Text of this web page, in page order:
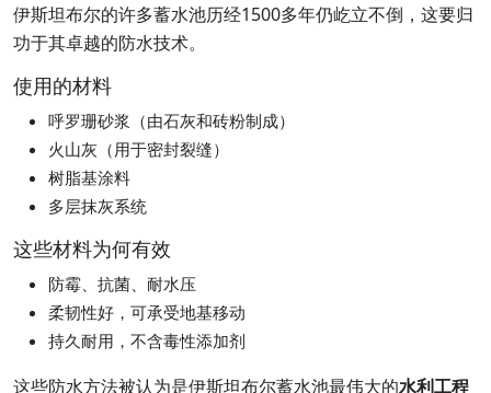
伊斯坦布尔的许多蓄水池历经1500多年仍屹立不倒，这要归
功于其卓越的防水技术。
使用的材料
呼罗珊砂浆（由石灰和砖粉制成）
火山灰（用于密封裂缝）
树脂基涂料
多层抹灰系统
这些材料为何有效
防霉、抗菌、耐水压
柔韧性好，可承受地基移动
持久耐用，不含毒性添加剂
这些防水方法被认为是伊斯坦布尔蓄水池最伟大的水利工程